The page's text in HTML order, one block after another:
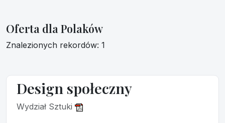
Oferta dla Polaków
Znalezionych rekordów: 1
Design społeczny
Wydział Sztuki